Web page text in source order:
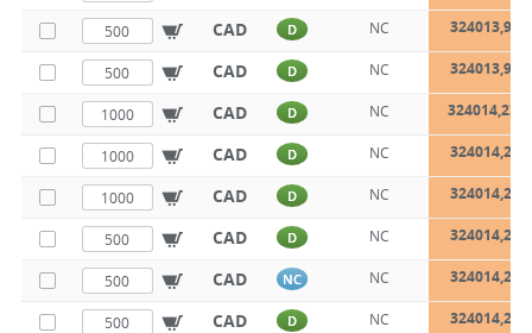
CAD D NC
CAD D NC
CAD D NC
CAD D NC
CAD D NC
CAD D NC
CAD NC NC
CAD D NC